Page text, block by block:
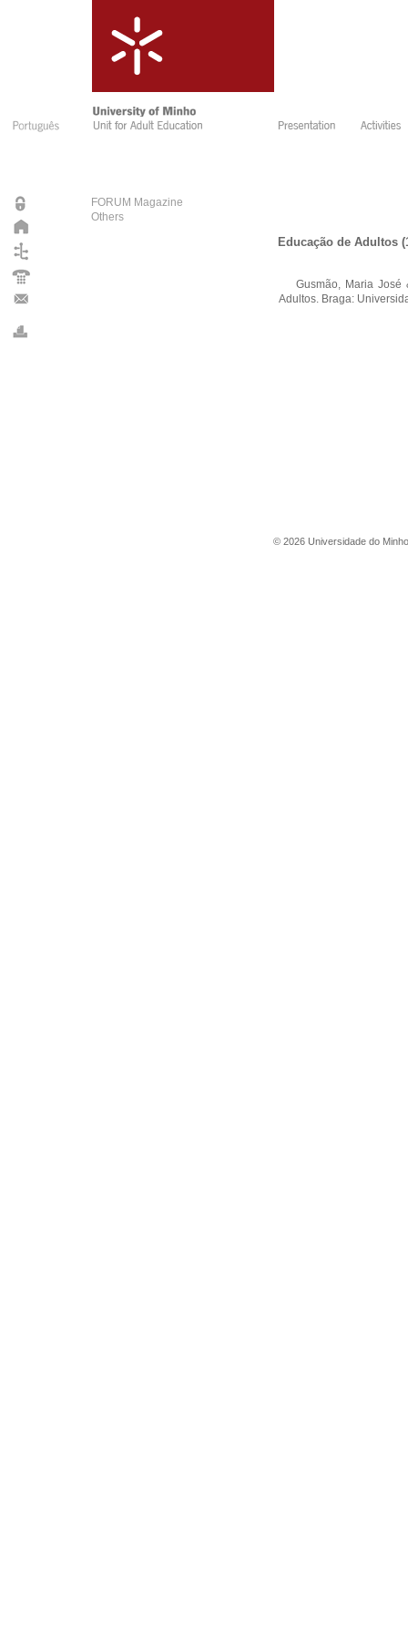
FORUM Magazine
Others
Educação de Adultos
Gusmão, Maria José
Adultos. Braga:
© 2026 Universidade do